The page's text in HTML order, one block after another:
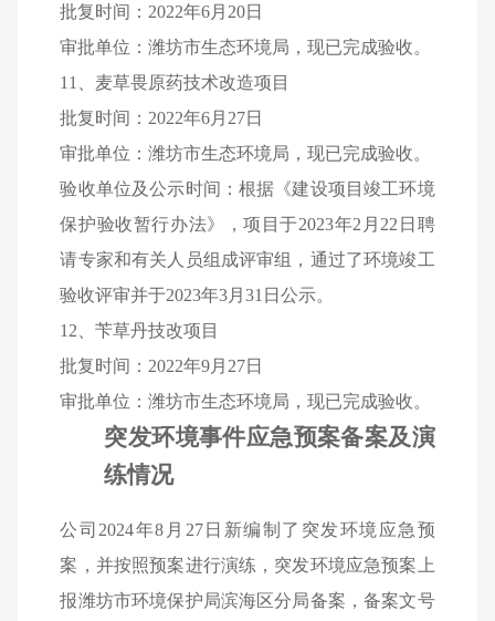
批复时间： 2022年6月 20日
审批单位：潍坊市生态环境局，现已完成验收。
11
、麦草畏原药技术改造项目
批复时间： 2022年6月 27日
审批单位：潍坊市生态环境局，现已完成验收。
验收单位及公示时间：根据《建设项目竣工环境
保护验收暂行办法》，项目于2023年2 月 22 日聘
请专家和有关人员组成评审组，通过了环境竣工
验收评审并于2023年3月31 日公示。
12 、苄草丹技改项目
批复时间： 2022年9月 27日
审批单位：潍坊市生态环境局，现已完成验收。
突发环境事件应急预案备案及演
练情况
公司 2024年8 月 27日新编制了突发环境应急预
案，并按照预案进行演练，突发环境应急预案上
报潍坊市环境保护局滨海区分局备案，备案文号